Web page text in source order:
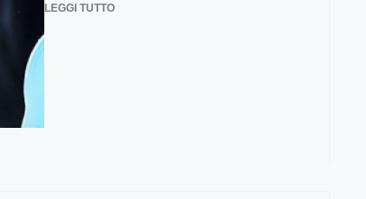
LEGGI TUTTO